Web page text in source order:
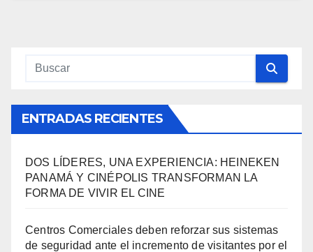
ENTRADAS RECIENTES
DOS LÍDERES, UNA EXPERIENCIA: HEINEKEN
PANAMÁ Y CINÉPOLIS TRANSFORMAN LA
FORMA DE VIVIR EL CINE
Centros Comerciales deben reforzar sus sistemas
de seguridad ante el incremento de visitantes por el